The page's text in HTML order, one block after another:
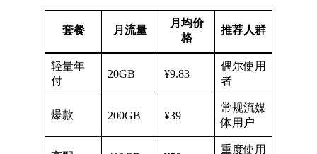
套餐 月流量
月均价
格
推荐人群
轻量年
付
20GB ¥9.83
偶尔使用
者
爆款 200GB ¥39
常规流媒
体用户
重度使用